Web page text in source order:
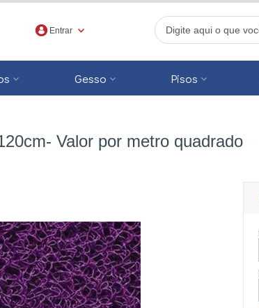
Entrar
Gesso Pisos
Valor por metro quadrado